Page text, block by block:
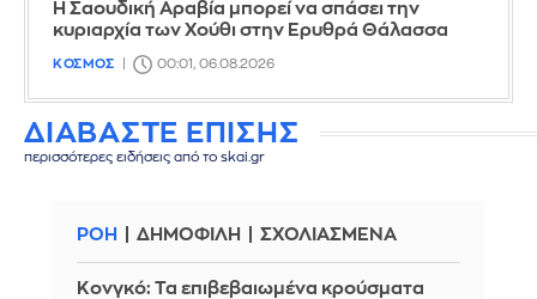
Η Σαουδική Αραβία μπορεί να σπάσει την
κυριαρχία των Χούθι στην Ερυθρά Θάλασσα
ΚΟΣΜΟΣ 00:01, 06.08.2026
ΔΙΑΒΑΣΤΕ ΕΠΙΣΗΣ
περισσότερες ειδήσεις από το skai.gr
ΡΟΗ ΔΗΜΟΦΙΛΗ ΣΧΟΛΙΑΣΜΕΝΑ
Κονγκό: Τα επιβεβαιωμένα κρούσματα